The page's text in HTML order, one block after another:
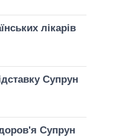
лікарів
Супрун
Супрун